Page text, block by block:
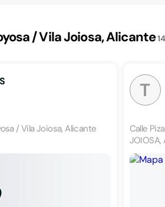
/ Vila Joiosa, Alicante14
/ Vila Joiosa, Alicante
T
Calle